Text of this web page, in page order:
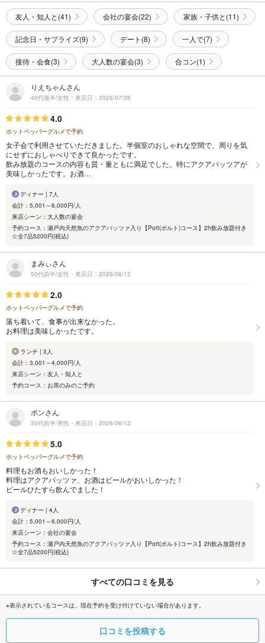
友人・知人と(41) 会社の宴会(22) 家族・子供と(11)
記念日・サプライズ(9) デート(8) 一人で(7)
接待・会食(3) 大人数の宴会(3) 合コン(1)
りえちゃんさん
40代後半/女性・来店日：2026/07/26
4.0
ホットペッパーグルメで予約
女子会で利用させていただきました。半個室のおしゃれな空間で、周りを気
にせずにおしゃべりできて良かったです。
飲み放題のコースの内容も質・量ともに満足でした。特にアクアパッツアが
美味しかったです。お酒…
ディナー | 7人
会計：5,001～6,000円/人
来店シーン：大人数の宴会
予約コース：瀬戸内天然魚のアクアパッツァ入り【Port(ポルト)コース】2h飲み放題付き
☆全7品5200円(税込)
まみぃさん
50代前半/女性・来店日：2026/06/12
2.0
ホットペッパーグルメで予約
落ち着いて、食事が出来なかった。
お料理は美味しかったです。
ランチ | 3人
会計：3,001～4,000円/人
来店シーン：友人・知人と
予約コース：お席のみのご予約
ポンさん
30代前半/男性・来店日：2026/06/12
5.0
ホットペッパーグルメで予約
料理もお酒もおいしかった！
料理はアクアパッツァ、お酒はビールがおいしかった！
ビールひたすら飲んでました！
ディナー | 4人
会計：5,001～6,000円/人
来店シーン：会社の宴会
予約コース：瀬戸内天然魚のアクアパッツァ入り【Port(ポルト)コース】2h飲み放題付き
☆全7品5200円(税込)
すべての口コミを見る
※表示されているコースは、現在予約を受け付けていない場合があります。
口コミを投稿する